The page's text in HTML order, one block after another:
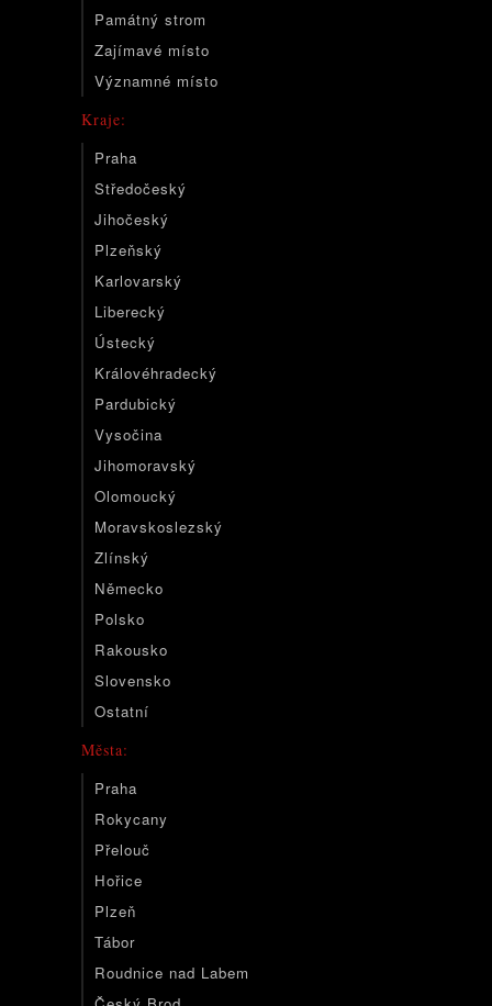
Památný strom
Zajímavé místo
Významné místo
Kraje:
Praha
Středočeský
Jihočeský
Plzeňský
Karlovarský
Liberecký
Ústecký
Královéhradecký
Pardubický
Vysočina
Jihomoravský
Olomoucký
Moravskoslezský
Zlínský
Německo
Polsko
Rakousko
Slovensko
Ostatní
Města:
Praha
Rokycany
Přelouč
Hořice
Plzeň
Tábor
Roudnice nad Labem